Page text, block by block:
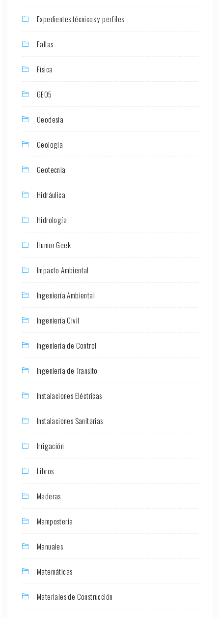
Expedientes técnicos y perfiles
Fallas
Física
GEO5
Geodesia
Geología
Geotecnia
Hidráulica
Hidrología
Humor Geek
Impacto Ambiental
Ingeniería Ambiental
Ingeniería Civil
Ingeniería de Control
Ingeniería de Transito
Instalaciones Eléctricas
Instalaciones Sanitarias
Irrigación
Libros
Maderas
Mamposteria
Manuales
Matemáticas
Materiales de Construcción